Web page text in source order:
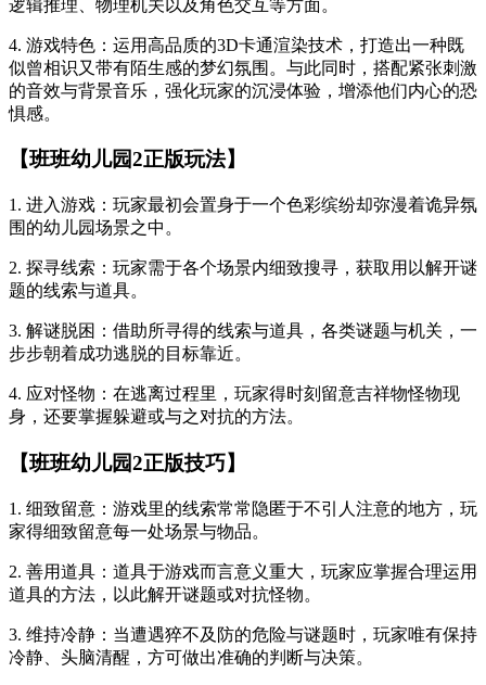
逻辑推理、物理机关以及角色交互等方面。
4. 游戏特色：运用高品质的3D卡通渲染技术，打造出一种既
似曾相识又带有陌生感的梦幻氛围。与此同时，搭配紧张刺激
的音效与背景音乐，强化玩家的沉浸体验，增添他们内心的恐
惧感。
【班班幼儿园2正版玩法】
1. 进入游戏：玩家最初会置身于一个色彩缤纷却弥漫着诡异氛
围的幼儿园场景之中。
2. 探寻线索：玩家需于各个场景内细致搜寻，获取用以解开谜
题的线索与道具。
3. 解谜脱困：借助所寻得的线索与道具，各类谜题与机关，一
步步朝着成功逃脱的目标靠近。
4. 应对怪物：在逃离过程里，玩家得时刻留意吉祥物怪物现
身，还要掌握躲避或与之对抗的方法。
【班班幼儿园2正版技巧】
1. 细致留意：游戏里的线索常常隐匿于不引人注意的地方，玩
家得细致留意每一处场景与物品。
2. 善用道具：道具于游戏而言意义重大，玩家应掌握合理运用
道具的方法，以此解开谜题或对抗怪物。
3. 维持冷静：当遭遇猝不及防的危险与谜题时，玩家唯有保持
冷静、头脑清醒，方可做出准确的判断与决策。